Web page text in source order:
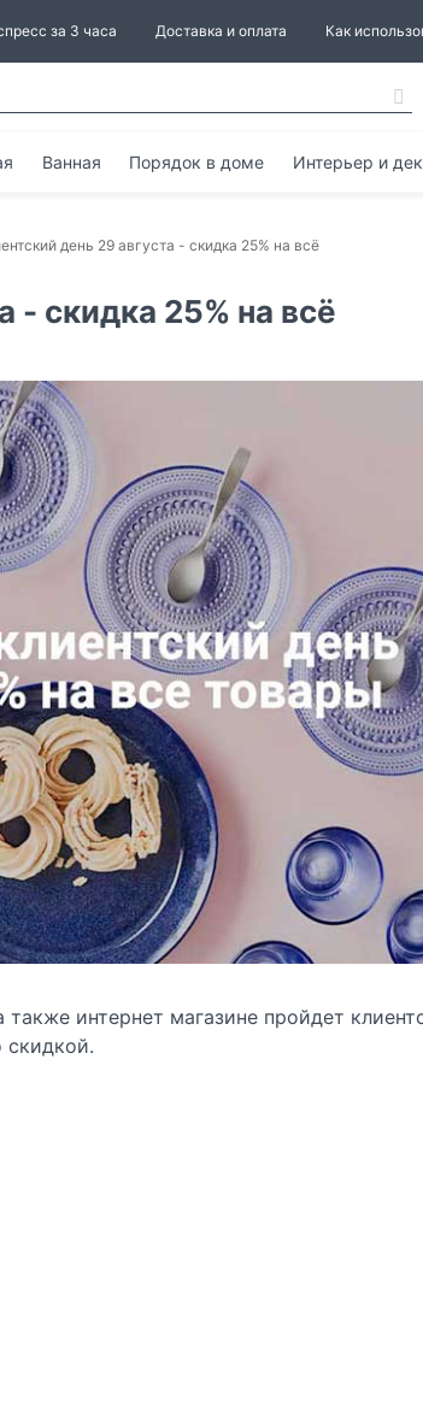
за 3 часа Доставка и оплата Как
Ванная Порядок в доме Интерьер и
день 29 августа - скидка 25% на всё
- скидка 25% на всё
интернет магазине пройдет
скидкой.